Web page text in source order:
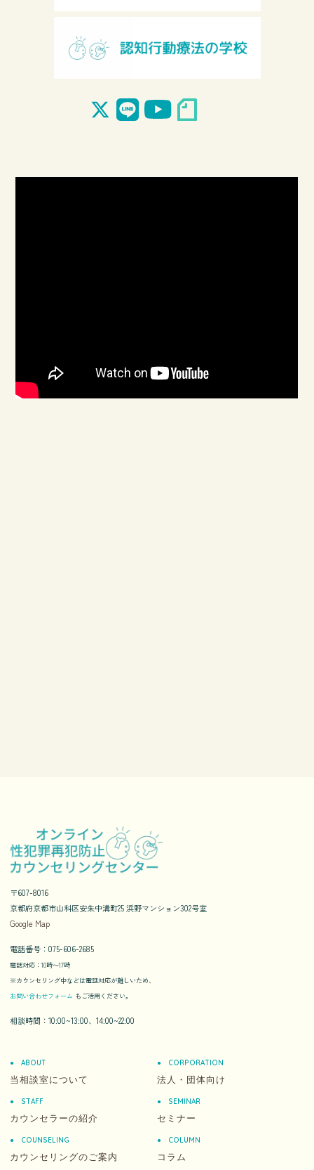
〒607-8016
京都府京都市山科区安朱中溝町25 浜野マンション302号室
Google Map
電話番号：075-606-2685
電話対応：10時〜17時
※カウンセリング中などは電話対応が難しいため、
お問い合わせフォーム もご活用ください。
相談時間：10:00~13:00、14:00~22:00
ABOUT
当相談室について
STAFF
カウンセラーの紹介
COUNSELING
カウンセリングのご案内
CORPORATION
法人・団体向け
SEMINAR
セミナー
COLUMN
コラム